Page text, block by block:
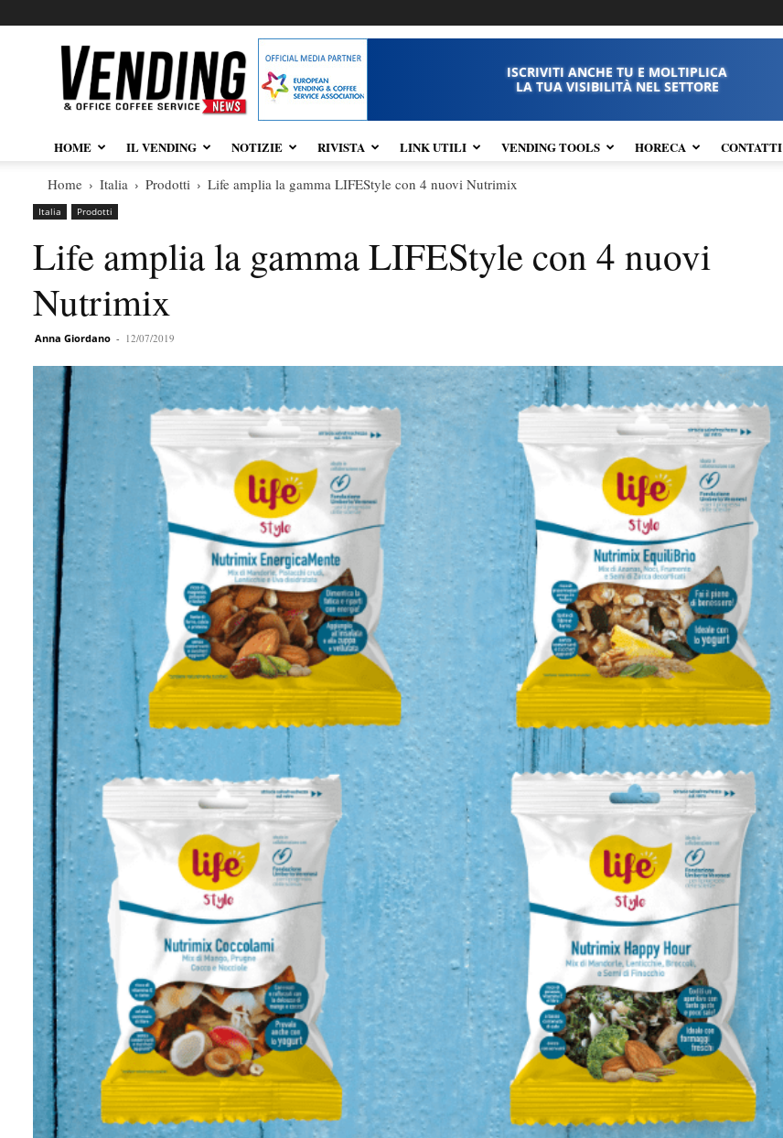
Vendingnews.it
ISCRIVITI ANCHE TU E MOLTIPLICA
LA TUA VISIBILITÀ NEL SETTORE
HOME IL VENDING NOTIZIE RIVISTA LINK UTILI VENDING TOOLS HORECA CONTATTI
Home Italia Prodotti Life amplia la gamma LIFEStyle con 4 nuovi Nutrimix
Italia Prodotti
Life amplia la gamma LIFEStyle con 4 nuovi
Nutrimix
Anna Giordano - 12/07/2019